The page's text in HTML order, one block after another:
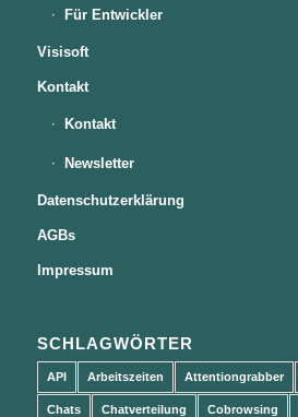
Für Entwickler
Visisoft
Kontakt
Kontakt
Newsletter
Datenschutzerklärung
AGBs
Impressum
SCHLAGWÖRTER
API Arbeitszeiten Attentiongrabber
Chats Chatverteilung Cobrowsing